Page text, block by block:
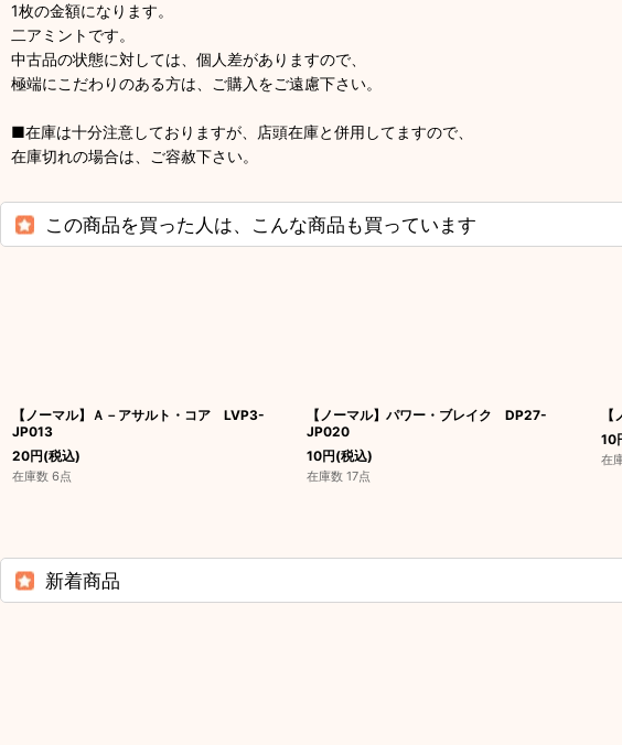
1枚の金額になります。
二アミントです。
中古品の状態に対しては、個人差がありますので、
極端にこだわりのある方は、ご購入をご遠慮下さい。
■在庫は十分注意しておりますが、店頭在庫と併用してますので、
在庫切れの場合は、ご容赦下さい。
この商品を買った人は、こんな商品も買っています
【ノーマル】Ａ－アサルト・コア LVP3-
JP013
20円(税込)
在庫数 6点
【ノーマル】パワー・ブレイク DP27-
JP020
10円(税込)
在庫数 17点
10
在
新着商品